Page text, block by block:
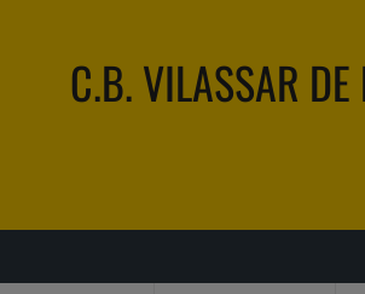
C.B. VILASSAR DE